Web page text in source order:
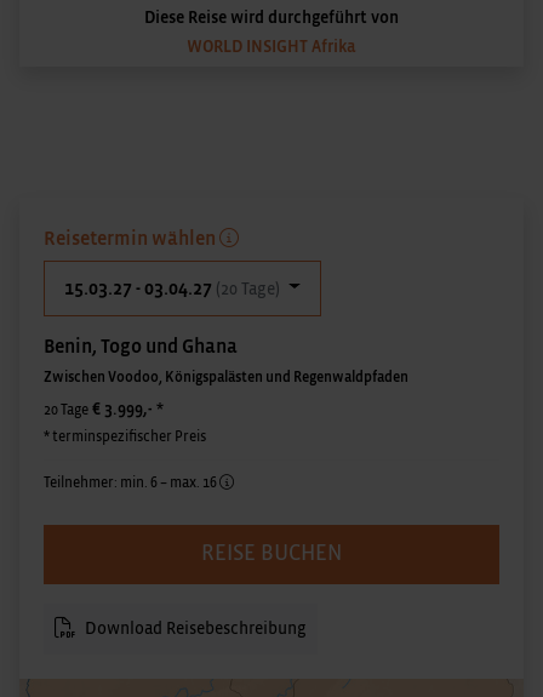
Diese Reise wird durchgeführt von
WORLD INSIGHT Afrika
Reisetermin wählen
15.03.27 - 03.04.27 (20 Tage)
Benin, Togo und Ghana
Zwischen Voodoo, Königspalästen und Regenwaldpfaden
20 Tage € 3.999,- *
* terminspezifischer Preis
Teilnehmer: min. 6 – max. 16
REISE BUCHEN
Download Reisebeschreibung